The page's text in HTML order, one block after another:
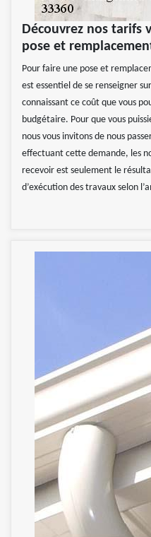
Découvrez nos tarifs
pose et
Pour faire une pose et
est essentiel de se renseigner
connaissant ce coût que vous
budgétaire. Pour que vous
nous vous invitons de nous
effectuant cette demande, les
recevoir est seulement le
d’exécution des travaux selon